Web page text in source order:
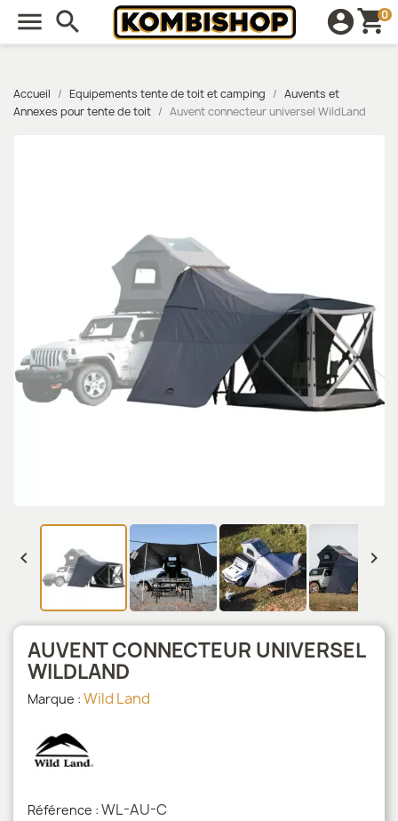
 shopping_cart
0
account_circle
search
Accueil Equipements tente de toit et camping
Auvents et
Annexes pour tente de toit
Auvent connecteur universel WildLand
 
AUVENT CONNECTEUR UNIVERSEL
WILDLAND
Marque : Wild Land
Référence : WL-AU-C